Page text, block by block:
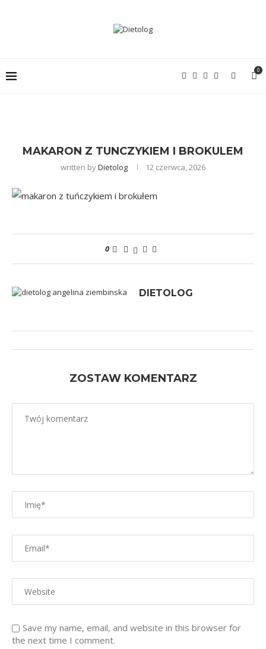
0
MAKARON Z TUNCZYKIEM I BROKULEM
written byDietolog 12 czerwca, 2026
0
DIETOLOG
ZOSTAW KOMENTARZ
Save my name, email, and website in this browser for
the next time I comment.